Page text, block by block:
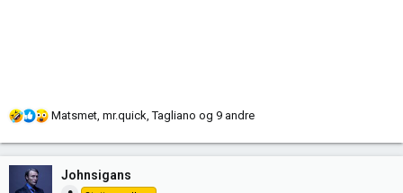
R
k
Matsmet mr.quick ,Tagliano og 9 andre
Johnsigans